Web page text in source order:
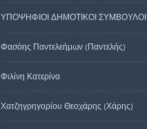
ΥΠΟΨΗΦΙΟΙ ΔΗΜΟΤΙΚΟΙ ΣΥΜΒΟΥΛΟΙ
Φασόης Παντελεήμων (Παντελής)
Φιλίνη Κατερίνα
Χατζηγρηγορίου Θεοχάρης (Χάρης)